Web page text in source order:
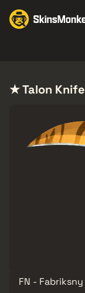
★ Talon
FN - Fabriksny